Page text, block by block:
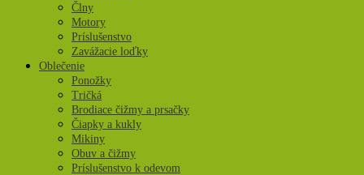
Člny
Motory
Príslušenstvo
Zavážacie loďky
Oblečenie
Ponožky
Tričká
Brodiace čižmy a prsačky
Čiapky a kukly
Mikiny
Obuv a čižmy
Príslušenstvo k odevom